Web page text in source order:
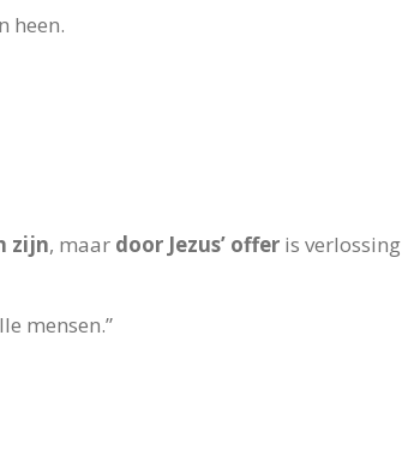
heen.
zijn, maar door Jezus’ offer is verlossing
mensen.”